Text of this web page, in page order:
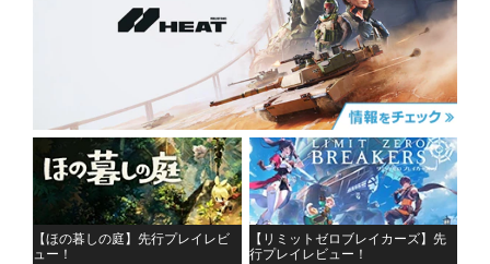
【ほの暮しの庭】先行プレイレビ
ュー！
【リミットゼロブレイカーズ】先
行プレイレビュー！